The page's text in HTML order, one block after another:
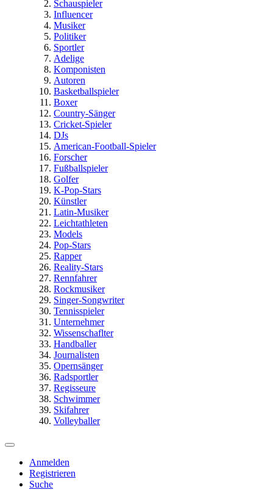
Schauspieler
Influencer
Musiker
Politiker
Sportler
Adelige
Komponisten
Autoren
Basketballspieler
Boxer
Country-Sänger
Cricket-Spieler
DJs
American-Football-Spieler
Forscher
Fußballspieler
Golfer
K-Pop-Stars
Künstler
Latin-Musiker
Leichtathleten
Models
Pop-Stars
Rapper
Reality-Stars
Rennfahrer
Rockmusiker
Singer-Songwriter
Tennisspieler
Unternehmer
Wissenschaflter
Handballer
Journalisten
Opernsänger
Radsportler
Regisseure
Schwimmer
Skifahrer
Volleyballer
Anmelden
Registrieren
Suche